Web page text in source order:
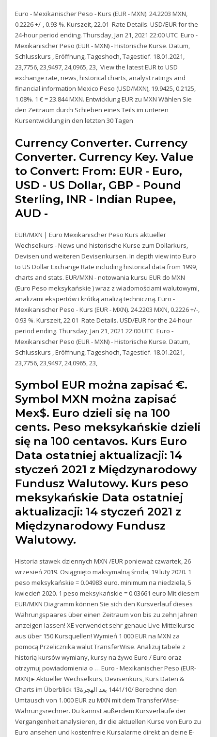
Euro - Mexikanischer Peso - Kurs (EUR - MXN). 24.2203 MXN,
0.2226 +/-, 0.93 %. Kurszeit, 22.01 Rate Details. USD/EUR for the
24-hour period ending. Thursday, Jan 21, 2021 22:00 UTC Euro -
Mexikanischer Peso (EUR - MXN) - Historische Kurse. Datum,
Schlusskurs , Eröffnung, Tageshoch, Tagestief. 18.01.2021,
23,7756, 23,9497, 24,0965, 23, View the latest EUR to USD
exchange rate, news, historical charts, analyst ratings and
financial information Mexico Peso (USD/MXN), 19.9425, 0.2125,
1.08%. 1 € = 23.844 MXN. Entwicklung EUR zu MXN Wählen Sie
den Zeitraum durch Schieben eines Teils im unteren
Kursentwicklung in den letzten 30 Tagen
Currency Converter. Currency
Converter. Currency Key. Value
to Convert: From: EUR - Euro,
USD - US Dollar, GBP - Pound
Sterling, INR - Indian Rupee,
AUD -
EUR/MXN | Euro Mexikanischer Peso Kurs aktueller
Wechselkurs - News und historische Kurse zum Dollarkurs,
Devisen und weiteren Devisenkursen. In depth view into Euro
to US Dollar Exchange Rate including historical data from 1999,
charts and stats. EUR/MXN - notowania kursu EUR do MXN
(Euro Peso meksykańskie ) wraz z wiadomościami walutowymi,
analizami ekspertów i krótką analizą techniczną. Euro -
Mexikanischer Peso - Kurs (EUR - MXN). 24.2203 MXN, 0.2226 +/-,
0.93 %. Kurszeit, 22.01 Rate Details. USD/EUR for the 24-hour
period ending. Thursday, Jan 21, 2021 22:00 UTC Euro -
Mexikanischer Peso (EUR - MXN) - Historische Kurse. Datum,
Schlusskurs , Eröffnung, Tageshoch, Tagestief. 18.01.2021,
23,7756, 23,9497, 24,0965, 23,
Symbol EUR można zapisać €.
Symbol MXN można zapisać
Mex$. Euro dzieli się na 100
cents. Peso meksykańskie dzieli
się na 100 centavos. Kurs Euro
Data ostatniej aktualizacji: 14
styczeń 2021 z Międzynarodowy
Fundusz Walutowy. Kurs peso
meksykańskie Data ostatniej
aktualizacji: 14 styczeń 2021 z
Międzynarodowy Fundusz
Walutowy.
Historia stawek dziennych MXN /EUR ponieważ czwartek, 26
wrzesień 2019. Osiągnięto maksymalną środa, 19 luty 2020. 1
peso meksykańskie = 0.04983 euro. minimum na niedziela, 5
kwiecień 2020. 1 peso meksykańskie = 0.03661 euro Mit diesem
EUR/MXN Diagramm können Sie sich den Kursverlauf dieses
Währungspaares über einen Zeitraum von bis zu zehn Jahren
anzeigen lassen! XE verwendet sehr genaue Live-Mittelkurse
aus über 150 Kursquellen! Wymień 1 000 EUR na MXN za
pomocą Przelicznika walut TransferWise. Analizuj tabele z
historią kursów wymiany, kursy na żywo Euro / Euro oraz
otrzymuj powiadomienia o … Euro - Mexikanischer Peso (EUR-
MXN) ▸ Aktueller Wechselkurs, Devisenkurs, Kurs Daten &
Charts im Überblick 13‏‏/10‏‏/1441 بعد الهجرة Berechne den
Umtausch von 1.000 EUR zu MXN mit dem TransferWise-
Währungsrechner. Du kannst außerdem Kursverläufe der
Vergangenheit analysieren, dir die aktuellen Kurse von Euro zu
Euro ansehen und kostenfreie Kursalarme direkt an deine E-